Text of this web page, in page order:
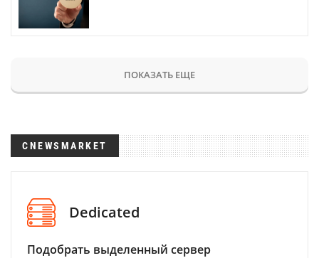
ПОКАЗАТЬ ЕЩЕ
CNEWSMARKET
Dedicated
Подобрать выделенный сервер